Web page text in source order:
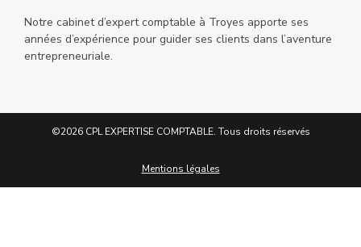
Notre cabinet d’expert comptable à Troyes apporte ses
années d’expérience pour guider ses clients dans l’aventure
entrepreneuriale.
©2026 CPL EXPERTISE COMPTABLE. Tous droits réservés
Mentions légales